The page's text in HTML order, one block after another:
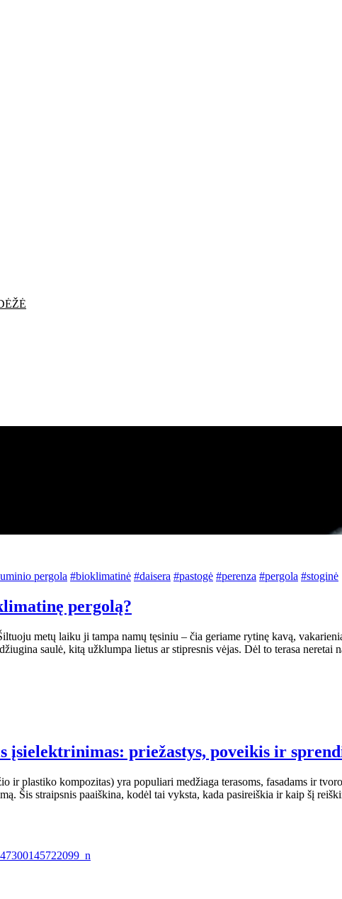
pergola #bioklimatinė #daisera #pastogė #perenza #pergola #stoginė
pergolą?
metų laiku ji tampa namų tęsiniu – čia geriame rytinę kavą,
saulė, kitą užklumpa lietus ar stipresnis vėjas. Dėl to terasa
įsielektrinimas: priežastys, poveikis ir
plastiko kompozitas) yra populiari medžiaga terasoms, fasadams ir
Šis straipsnis paaiškina, kodėl tai vyksta, kada pasireiškia ir kaip šį